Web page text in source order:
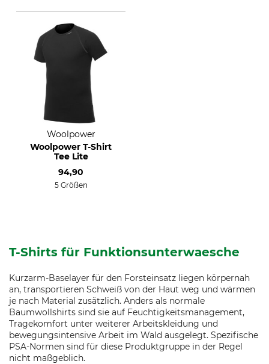
Woolpower
Woolpower T-Shirt
Tee Lite
94,90
5 Größen
T-Shirts für Funktionsunterwaesche
Kurzarm-Baselayer für den Forsteinsatz liegen körpernah
an, transportieren Schweiß von der Haut weg und wärmen
je nach Material zusätzlich. Anders als normale
Baumwollshirts sind sie auf Feuchtigkeitsmanagement,
Tragekomfort unter weiterer Arbeitskleidung und
bewegungsintensive Arbeit im Wald ausgelegt. Spezifische
PSA-Normen sind für diese Produktgruppe in der Regel
nicht maßgeblich.